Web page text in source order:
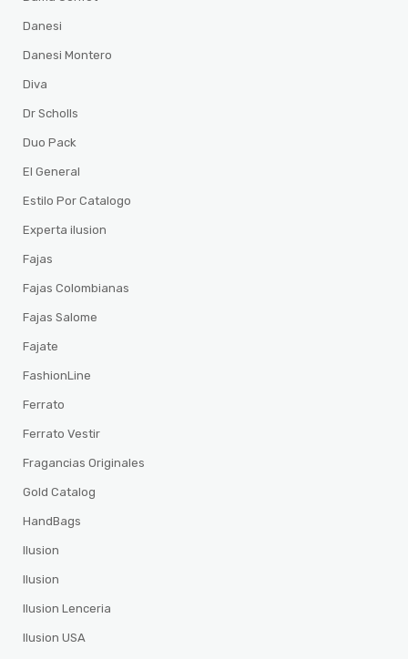
Danesi
Danesi Montero
Diva
Dr Scholls
Duo Pack
El General
Estilo Por Catalogo
Experta ilusion
Fajas
Fajas Colombianas
Fajas Salome
Fajate
FashionLine
Ferrato
Ferrato Vestir
Fragancias Originales
Gold Catalog
HandBags
Ilusion
Ilusion
Ilusion Lenceria
Ilusion USA